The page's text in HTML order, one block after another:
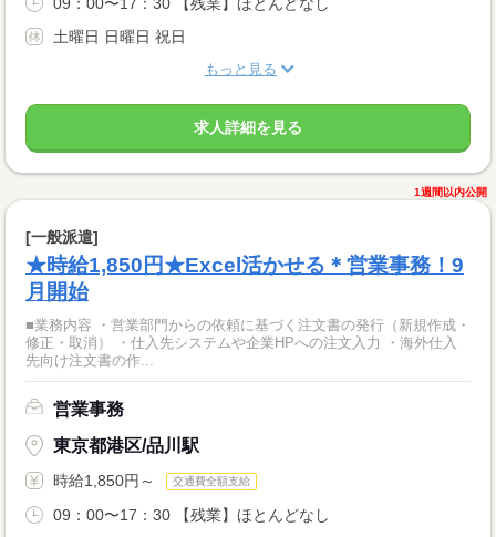
土曜日 日曜日 祝日
もっと見る
求人詳細を見る
1週間以内公開
[一般派遣]
★時給1,850円★Excel活かせる＊営業事務！9
月開始
■業務内容 ・営業部門からの依頼に基づく注文書の発行（新規作成・
修正・取消） ・仕入先システムや企業HPへの注文入力 ・海外仕入
先向け注文書の作...
営業事務
東京都港区/品川駅
時給1,850円～ 交通費全額支給
09：00〜17：30 【残業】ほとんどなし